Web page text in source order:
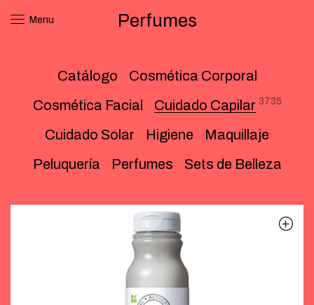
Menu Perfumes
Catálogo
Cosmética Corporal
Cosmética Facial
Cuidado Capilar 3735
Cuidado Solar Higiene
Maquillaje
Peluquería
Perfumes Sets de Belleza